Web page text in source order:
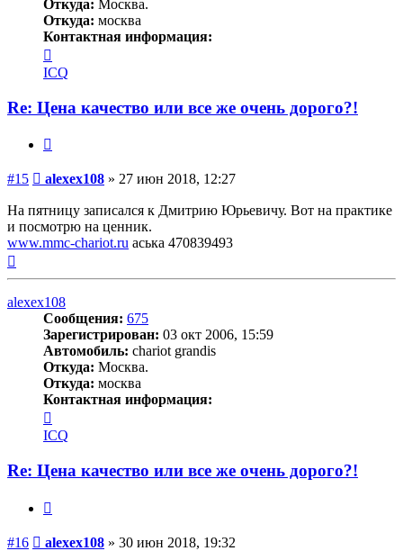
Откуда: Москва.
Откуда: москва
Контактная информация:
информация
пользователя
ICQ
Re: Цена качество или все же очень дорого?!
#15 Сообщение
alexex108 » 27 июн 2018, 12:27
На пятницу записался к Дмитрию Юрьевичу. Вот на практике
и посмотрю на ценник.
www.mmc-chariot.ru аська 470839493
к
alexex108
Сообщения: 675
Зарегистрирован: 03 окт 2006, 15:59
Автомобиль: chariot grandis
Откуда: Москва.
Откуда: москва
Контактная информация:
информация
пользователя
ICQ
Re: Цена качество или все же очень дорого?!
#16 Сообщение
alexex108 » 30 июн 2018, 19:32